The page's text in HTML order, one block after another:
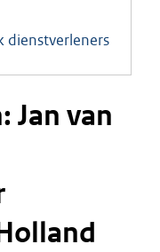
dienstverleners
Jan van